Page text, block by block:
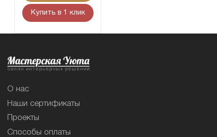
Купить в 1 клик
О нас
Наши сертификаты
Проекты
Способы оплаты